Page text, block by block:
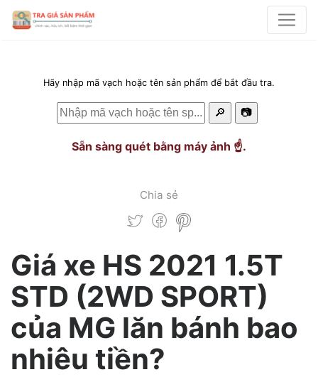
Hãy nhập mã vạch hoặc tên sản phẩm để bắt đầu tra.
🔎 📷
Sẵn sàng quét bằng máy ảnh ☝️.
Chia sẻ
Giá xe HS 2021 1.5T
STD (2WD SPORT)
của MG lăn bánh bao
nhiêu tiền?